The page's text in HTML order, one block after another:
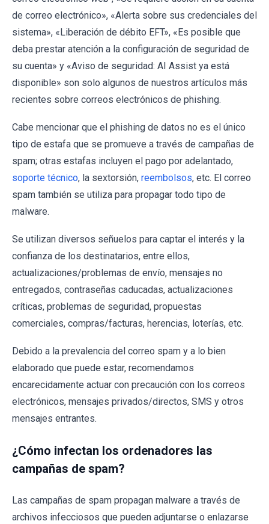
de correo electrónico», «Alerta sobre sus credenciales del
sistema», «Liberación de débito EFT», «Es posible que
deba prestar atención a la configuración de seguridad de
su cuenta» y «Aviso de seguridad: AI Assist ya está
disponible» son solo algunos de nuestros artículos más
recientes sobre correos electrónicos de phishing.
Cabe mencionar que el phishing de datos no es el único
tipo de estafa que se promueve a través de campañas de
spam; otras estafas incluyen el pago por adelantado,
soporte técnico, la sextorsión, reembolsos, etc. El correo
spam también se utiliza para propagar todo tipo de
malware.
Se utilizan diversos señuelos para captar el interés y la
confianza de los destinatarios, entre ellos,
actualizaciones/problemas de envío, mensajes no
entregados, contraseñas caducadas, actualizaciones
críticas, problemas de seguridad, propuestas
comerciales, compras/facturas, herencias, loterías, etc.
Debido a la prevalencia del correo spam y a lo bien
elaborado que puede estar, recomendamos
encarecidamente actuar con precaución con los correos
electrónicos, mensajes privados/directos, SMS y otros
mensajes entrantes.
¿Cómo infectan los ordenadores las
campañas de spam?
Las campañas de spam propagan malware a través de
archivos infecciosos que pueden adjuntarse o enlazarse